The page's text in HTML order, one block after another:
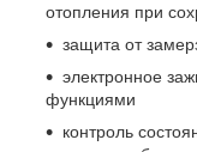
отопления при
защита от
электронное
функциями
контроль